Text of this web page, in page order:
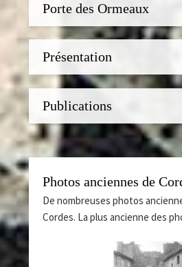
Porte des Ormeaux
Présentation
Publications
Photos anciennes de
De nombreuses photos
Cordes. La plus ancienne des